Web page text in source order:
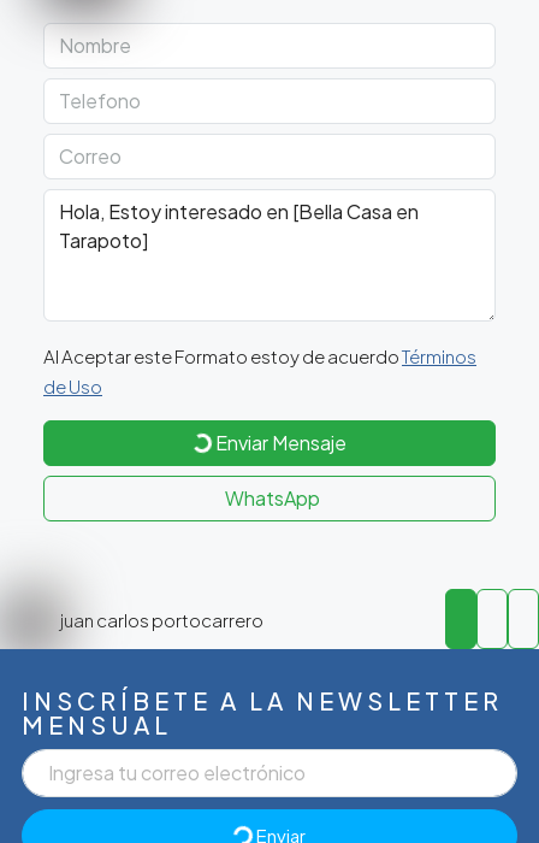
Al Aceptar este Formato estoy de acuerdoTérminos
de Uso
Enviar Mensaje
WhatsApp
juan carlos portocarrero
INSCRÍBETE A LA NEWSLETTER
MENSUAL
Enviar